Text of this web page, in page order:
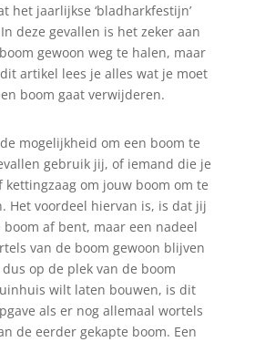
het jaarlijkse ‘bladharkfestijn’
deze gevallen is het zeker aan
gewoon weg te halen, maar
artikel lees je alles wat je moet
boom gaat verwijderen.
mogelijkheid om een boom te
gebruik jij, of iemand die je
om jouw boom om te
Het voordeel hiervan is, is dat jij
boom af bent, maar een nadeel
van de boom gewoon blijven
op de plek van de boom
wilt laten bouwen, is dit
als er nog allemaal wortels
de eerder gekapte boom. Een